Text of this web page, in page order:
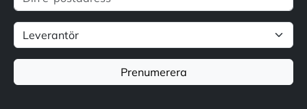
Prenumerera